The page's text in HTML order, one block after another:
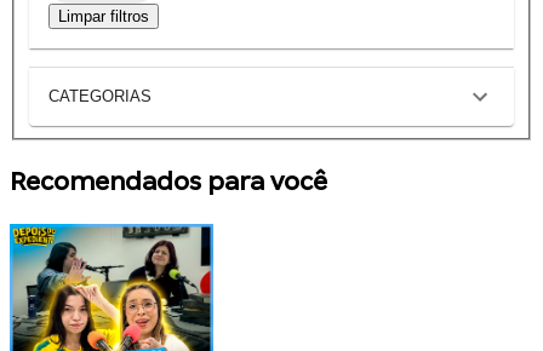
Limpar filtros
CATEGORIAS
Recomendados para você